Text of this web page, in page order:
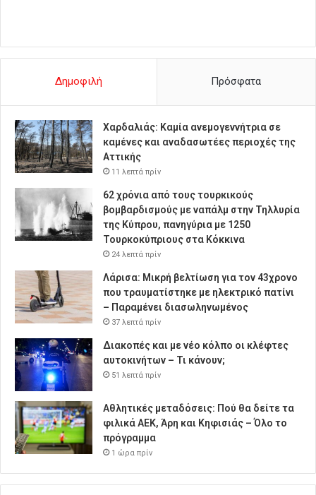
Δημοφιλή Πρόσφατα
Χαρδαλιάς: Καμία ανεμογεννήτρια σε
καμένες και αναδασωτέες περιοχές της
Αττικής
11 λεπτά πρίν
62 χρόνια από τους τουρκικούς
βομβαρδισμούς με ναπάλμ στην Τηλλυρία
της Κύπρου, πανηγύρια με 1250
Τουρκοκύπριους στα Κόκκινα
24 λεπτά πρίν
Λάρισα: Μικρή βελτίωση για τον 43χρονο
που τραυματίστηκε με ηλεκτρικό πατίνι
– Παραμένει διασωληνωμένος
37 λεπτά πρίν
Διακοπές και με νέο κόλπο οι κλέφτες
αυτοκινήτων – Τι κάνουν;
51 λεπτά πρίν
Αθλητικές μεταδόσεις: Πού θα δείτε τα
φιλικά ΑΕΚ, Άρη και Κηφισιάς – Όλο το
πρόγραμμα
1 ώρα πρίν